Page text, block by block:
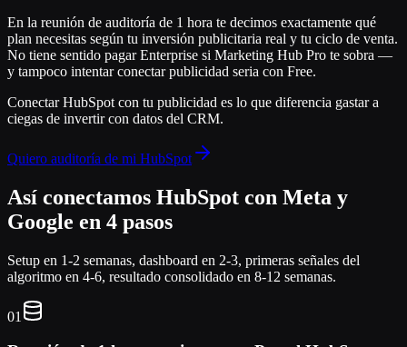
En la reunión de auditoría de 1 hora te decimos exactamente qué
plan necesitas según tu inversión publicitaria real y tu ciclo de venta.
No tiene sentido pagar Enterprise si Marketing Hub Pro te sobra —
y tampoco intentar conectar publicidad seria con Free.
Conectar HubSpot con tu publicidad es lo que diferencia gastar a
ciegas de invertir con datos del CRM.
Quiero auditoría de mi HubSpot
Así conectamos HubSpot con Meta y
Google en 4 pasos
Setup en 1-2 semanas, dashboard en 2-3, primeras señales del
algoritmo en 4-6, resultado consolidado en 8-12 semanas.
01